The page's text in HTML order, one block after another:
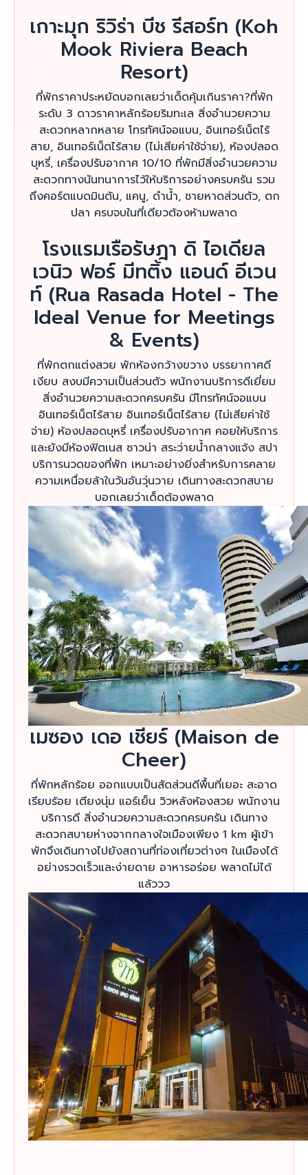
เกาะมุก ริวิร่า บีช รีสอร์ท (Koh
Mook Riviera Beach
Resort)
ที่พักราคาประหยัดบอกเลยว่าเด็ดคุ้มเกินราคา?ที่พัก
ระดับ 3 ดาวราคาหลักร้อยริมทะเล สิ่งอำนวยความ
สะดวกหลากหลาย โทรทัศน์จอแบน, อินเทอร์เน็ตไร้
สาย, อินเทอร์เน็ตไร้สาย (ไม่เสียค่าใช้จ่าย), ห้องปลอด
บุหรี่, เครื่องปรับอากาศ 10/10 ที่พักมีสิ่งอำนวยความ
สะดวกทางนันทนาการไว้ให้บริการอย่างครบครัน รวม
ถึงคอร์ตแบดมินตัน, แคนู, ดำน้ำ, ชายหาดส่วนตัว, ตก
ปลา ครบจบในที่เดียวต้องห้ามพลาด
โรงแรมเรือรัษฎา ดิ ไอเดียล
เวนิว ฟอร์ มีทติ้ง แอนด์ อีเวน
ท์ (Rua Rasada Hotel - The
Ideal Venue for Meetings
& Events)
ที่พักตกแต่งสวย พักห้องกว้างขวาง บรรยากาศดี
เงียบ สงบมีความเป็นส่วนตัว พนักงานบริการดีเยี่ยม
สิ่งอำนวยความสะดวกครบครัน มีโทรทัศน์จอแบน
อินเทอร์เน็ตไร้สาย อินเทอร์เน็ตไร้สาย (ไม่เสียค่าใช้
จ่าย) ห้องปลอดบุหรี่ เครื่องปรับอากาศ คอยให้บริการ
และยังมีห้องฟิตเนส ซาวน่า สระว่ายน้ำกลางแจ้ง สปา
บริการนวดของที่พัก เหมาะอย่างยิ่งสำหรับการคลาย
ความเหนื่อยล้าในวันอันวุ่นวาย เดินทางสะดวกสบาย
บอกเลยว่าเด็ดต้องพลาด
เมซอง เดอ เชียร์ (Maison de
Cheer)
ที่พักหลักร้อย ออกแบบเป็นสัดส่วนดีพื้นที่เยอะ สะอาด
เรียบร้อย เตียงนุ่ม แอร์เย็น วิวหลังห้องสวย พนักงาน
บริการดี สิ่งอำนวยความสะดวกครบครัน เดินทาง
สะดวกสบายห่างจากกลางใจเมืองเพียง 1 km ผู้เข้า
พักจึงเดินทางไปยังสถานที่ท่องเที่ยวต่างๆ ในเมืองได้
อย่างรวดเร็วและง่ายดาย อาหารอร่อย พลาดไม่ได้
แล้ววว